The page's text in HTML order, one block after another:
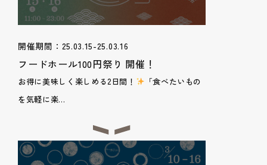
開催期間：25.03.15-25.03.16
フードホール100円祭り 開催！
お得に美味しく楽しめる2日間！
「食べたいもの
を気軽に楽...